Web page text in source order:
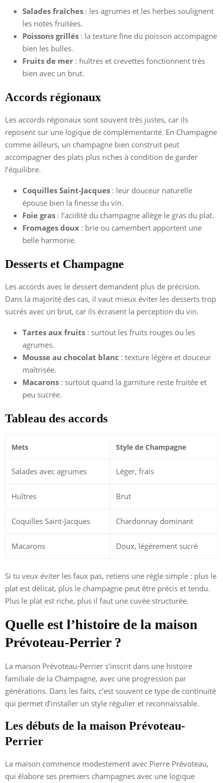
Salades fraîches : les agrumes et les herbes soulignent
les notes fruitées.
Poissons grillés : la texture fine du poisson accompagne
bien les bulles.
Fruits de mer : huîtres et crevettes fonctionnent très
bien avec un brut.
Accords régionaux
Les accords régionaux sont souvent très justes, car ils
reposent sur une logique de complémentarité. En Champagne
comme ailleurs, un champagne bien construit peut
accompagner des plats plus riches à condition de garder
l’équilibre.
Coquilles Saint-Jacques : leur douceur naturelle
épouse bien la finesse du vin.
Foie gras : l’acidité du champagne allège le gras du plat.
Fromages doux : brie ou camembert apportent une
belle harmonie.
Desserts et Champagne
Les accords avec le dessert demandent plus de précision.
Dans la majorité des cas, il vaut mieux éviter les desserts trop
sucrés avec un brut, car ils écrasent la perception du vin.
Tartes aux fruits : surtout les fruits rouges ou les
agrumes.
Mousse au chocolat blanc : texture légère et douceur
maîtrisée.
Macarons : surtout quand la garniture reste fruitée et
peu sucrée.
Tableau des accords
Mets Style de Champagne
Salades avec agrumes Léger, frais
Huîtres Brut
Coquilles Saint-Jacques Chardonnay dominant
Macarons Doux, légèrement sucré
Si tu veux éviter les faux pas, retiens une règle simple : plus le
plat est délicat, plus le champagne peut être précis et tendu.
Plus le plat est riche, plus il faut une cuvée structurée.
Quelle est l’histoire de la maison
Prévoteau-Perrier ?
La maison Prévoteau-Perrier s’inscrit dans une histoire
familiale de la Champagne, avec une progression par
générations. Dans les faits, c’est souvent ce type de continuité
qui permet d’installer un style régulier et reconnaissable.
Les débuts de la maison Prévoteau-
Perrier
La maison commence modestement avec Pierre Prévoteau,
qui élabore ses premiers champagnes avec une logique